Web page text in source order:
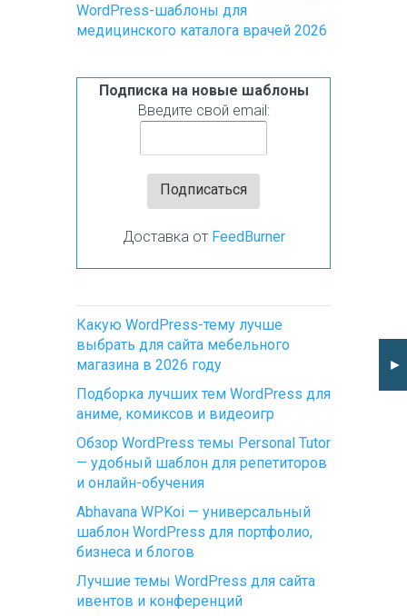
WordPress-шаблоны для
медицинского каталога врачей 2026
Подписка на новые шаблоны
Введите свой email:
Доставка от FeedBurner
Какую WordPress-тему лучше
выбрать для сайта мебельного
магазина в 2026 году
Подборка лучших тем WordPress для
аниме, комиксов и видеоигр
Обзор WordPress темы Personal Tutor
— удобный шаблон для репетиторов
и онлайн-обучения
Abhavana WPKoi — универсальный
шаблон WordPress для портфолио,
бизнеса и блогов
Лучшие темы WordPress для сайта
ивентов и конференций
►